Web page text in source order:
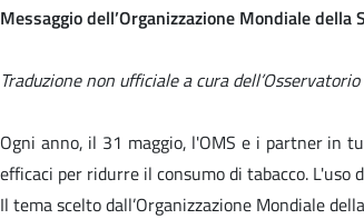
Messaggio dell’Organizzazione Mondiale
Traduzione non ufficiale a cura
Ogni anno, il 31 maggio, l'OMS e i partner in
efficaci per ridurre il consumo di tabacco.
Il tema scelto dall’Organizzazione Mondiale